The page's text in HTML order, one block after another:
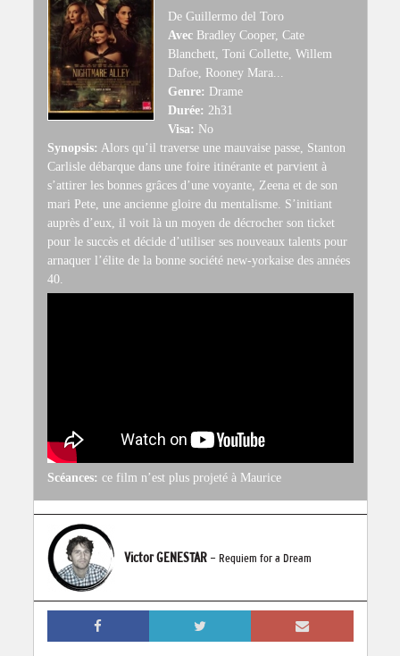
De Guillermo del Toro
AvecBradley Cooper, Cate
Blanchett, Toni Collette, Willem
Dafoe, Rooney Mara...
Genre: Drame
Durée: 2h31
Visa: No
Synopsis: Alors qu’il traverse une mauvaise passe, Stanton
Carlisle débarque dans une foire itinérante et parvient à
s’attirer les bonnes grâces d’une voyante, Zeena et de son
mari Pete, une ancienne gloire du mentalisme. S’initiant
auprès d’eux, il voit là un moyen de décrocher son ticket
pour le succès et décide d’utiliser ses nouveaux talents pour
arnaquer l’élite de la bonne société new-yorkaise des années
40.
Scéances: ce film n’est plus projeté à Maurice
Victor GENESTAR - Requiem for a Dream